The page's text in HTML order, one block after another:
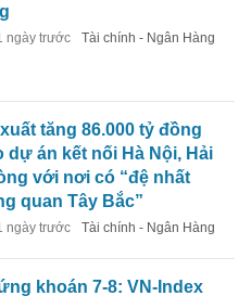
ngày trước Tài chính - Ngân Hàng
tăng 86.000 tỷ đồng
dự án kết nối Hà Nội, Hải
với nơi có “đệ nhất
quan Tây Bắc”
ngày trước Tài chính - Ngân Hàng
khoán 7-8: VN-Index